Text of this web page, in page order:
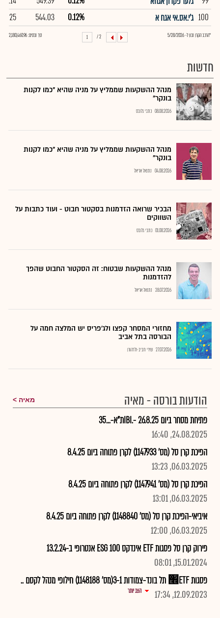
100 ג'י.אס.אי אגח א 0.12%
544.03
114.25
*הרכב הקרן נכון ל- 5/28/2026 2 /
1 סך נכסים: 2,180,460.96
חדשות
מנהל ההשקעות שממליץ על מניה שהיא "כמו לקנות
בונקר"
08.08.2026 כתבי גלובס
מנהל ההשקעות שממליץ על מניה שהיא "כמו לקנות
בונקר"
04.08.2026 נתנאל אריאל
הבכיר שרואה הזדמנות בסקטור חבוט - ועוד כתבות על
השווקים
01.08.2026 כתבי גלובס
מנהל ההשקעות שבטוח: זה הסקטור החבוט שהפך
להזדמנות
28.07.2026 נתנאל אריאל
מחזורי המסחר קפצו ולג'פריס יש המלצה חמה על
הבורסה בתל אביב
27.07.2026 שירי חביב-ולדהורן
הודעות בורסה - מאיה מאיה
פתיחת מסחר ביום 26.8.25 -.IBIת"א-...35
24.08.2025, 16:40
הפיכת קרן סל (מס' 1147933) לקרן פתוחה ביום 8.4.25
06.03.2025, 13:23
הפיכת קרן סל (מס' 1147941) לקרן פתוחה ביום 8.4.25
06.03.2025, 13:01
איביאי-הפיכת קרן סל (מס' 1148840) לקרן פתוחה ביום 8.4.25
06.03.2025, 12:00
פירוק קרן סל פסגות ETF אינדקס 100 ESG אנטרופי ב-13.2.24
15.01.2024, 08:01
פסגות ETF׮ תל בונד-צמודות 3-1(מס' 1148188) חילופי מנהל לקסם ..
12.09.2023, 17:34
הצג יותר